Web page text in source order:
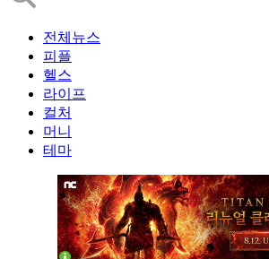
전체뉴스
피플
헬스
라이프
컬처
머니
테마